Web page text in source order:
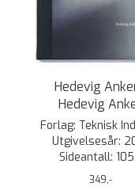
Hedevig
Hedevig
Forlag: Teknisk
Utgivelsesår:
Sideantall:
349,-